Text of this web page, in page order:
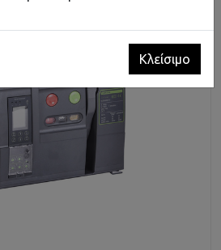
Κλείσιμο